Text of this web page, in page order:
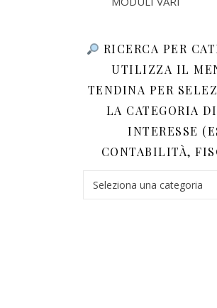
RICERCA PER
UTILIZZA IL
TENDINA PER
LA CATEGORIA
INTERESSE
CONTABILITÀ,
Ricerca per categorie: